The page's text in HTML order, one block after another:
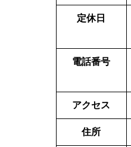
定休日
電話番号
アクセス
住所